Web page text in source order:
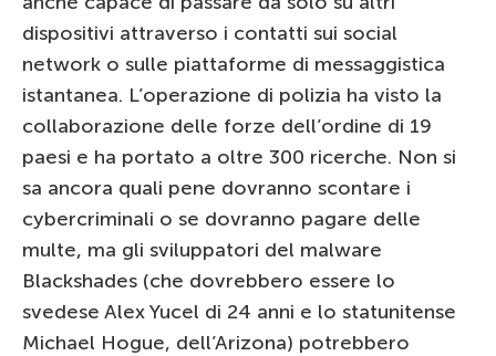
dispositivi attraverso i contatti sui social
network o sulle piattaforme di messaggistica
istantanea. L’operazione di polizia ha visto la
collaborazione delle forze dell’ordine di 19
paesi e ha portato a oltre 300 ricerche. Non si
sa ancora quali pene dovranno scontare i
cybercriminali o se dovranno pagare delle
multe, ma gli sviluppatori del malware
Blackshades (che dovrebbero essere lo
svedese Alex Yucel di 24 anni e lo statunitense
Michael Hogue, dell’Arizona) potrebbero